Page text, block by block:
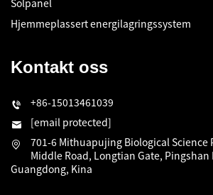
Hjemmeplassert energilagringssystem
Kontakt oss
+86-15013461039
[email protected]
701-6 Mithuapujing Biological Science
Middle Road, Longtian Gate,
Guangdong, Kina